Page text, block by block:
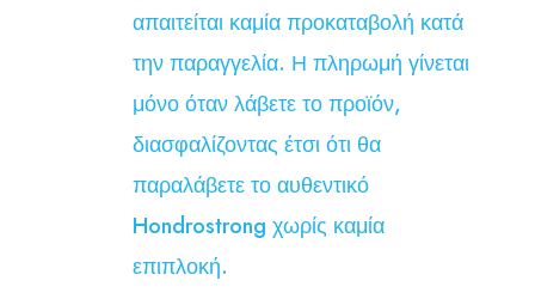
απαιτείται καμία προκαταβολή κατά
την παραγγελία. Η πληρωμή γίνεται
μόνο όταν λάβετε το προϊόν,
διασφαλίζοντας έτσι ότι θα
παραλάβετε το αυθεντικό
Hondrostrong χωρίς καμία
επιπλοκή.